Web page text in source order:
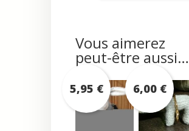
Vous aimerez
peut-être aussi…
5,95 € 6,00 €